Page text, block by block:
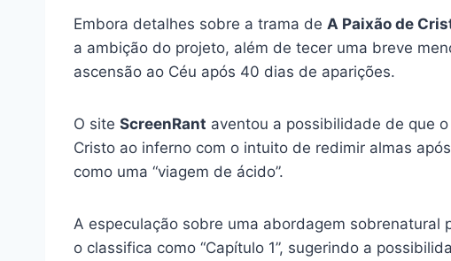
Embora detalhes sobre a trama de A Paixão de
a ambição do projeto, além de tecer uma breve
ascensão ao Céu após 40 dias de aparições.
O site ScreenRant aventou a possibilidade de que
Cristo ao inferno com o intuito de redimir almas
como uma “viagem de ácido”.
A especulação sobre uma abordagem
o classifica como “Capítulo 1”, sugerindo a